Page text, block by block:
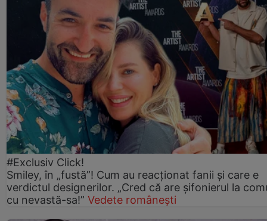
#Exclusiv Click!
Smiley, în „fustă”! Cum au reacționat fanii și care e
verdictul designerilor. „Cred că are șifonierul la
cu nevastă-sa!” Vedete românești